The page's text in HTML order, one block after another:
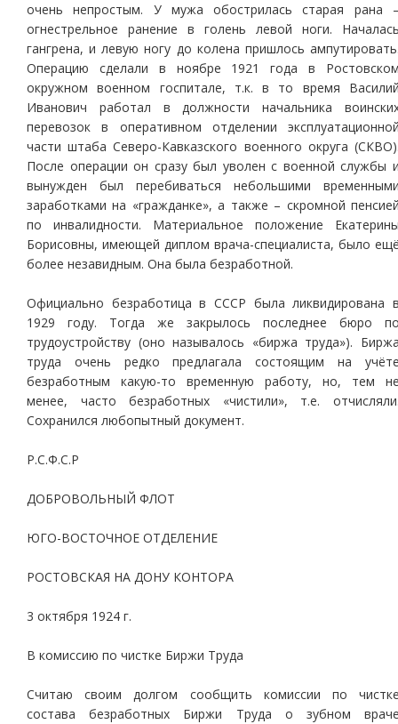
очень непростым. У мужа обострилась старая рана
огнестрельное ранение в голень левой ноги.
гангрена, и левую ногу до колена пришлось
Операцию сделали в ноябре 1921 года в
окружном военном госпитале, т.к. в то время
Иванович работал в должности начальника
перевозок в оперативном отделении
части штаба Северо-Кавказского военного округа
После операции он сразу был уволен с военной службы
вынужден был перебиваться небольшими
заработками на «гражданке», а также – скромной
по инвалидности. Материальное положение
Борисовны, имеющей диплом врача-специалиста, было
более незавидным. Она была безработной.
Официально безработица в СССР была ликвидирована
1929 году. Тогда же закрылось последнее бюро
трудоустройству (оно называлось «биржа труда»).
труда очень редко предлагала состоящим на
безработным какую-то временную работу, но, тем
менее, часто безработных «чистили», т.е.
Сохранился любопытный документ.
Р.С.Ф.С.Р
ДОБРОВОЛЬНЫЙ ФЛОТ
ЮГО-ВОСТОЧНОЕ ОТДЕЛЕНИЕ
РОСТОВСКАЯ НА ДОНУ КОНТОРА
3 октября 1924 г.
В комиссию по чистке Биржи Труда
Считаю своим долгом сообщить комиссии по
состава безработных Биржи Труда о зубном